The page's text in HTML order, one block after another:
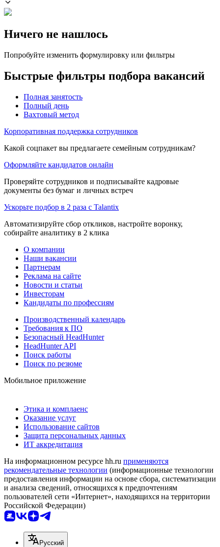
Ничего не нашлось
Попробуйте изменить формулировку или фильтры
Быстрые фильтры подбора вакансий
Полная занятость
Полный день
Вахтовый метод
Корпоративная поддержка сотрудников
Какой соцпакет вы предлагаете семейным сотрудникам?
Оформляйте кандидатов онлайн
Проверяйте сотрудников и подписывайте кадровые
документы без бумаг и личных встреч
Ускорьте подбор в 2 раза с Talantix
Автоматизируйте сбор откликов, настройте воронку,
собирайте аналитику в 2 клика
О компании
Наши вакансии
Партнерам
Реклама на сайте
Новости и статьи
Инвесторам
Кандидаты по профессиям
Производственный календарь
Требования к ПО
Безопасный HeadHunter
HeadHunter API
Поиск работы
Поиск по резюме
Мобильное приложение
Этика и комплаенс
Оказание услуг
Использование сайтов
Защита персональных данных
ИТ аккредитация
На информационном ресурсе hh.ru применяются
рекомендательные технологии (информационные технологии
предоставления информации на основе сбора, систематизации
и анализа сведений, относящихся к предпочтениям
пользователей сети «Интернет», находящихся на территории
Российской Федерации)
Русский